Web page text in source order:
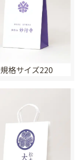
規格サイズ220